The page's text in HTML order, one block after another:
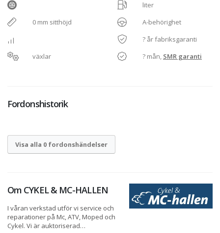
0 mm sitthöjd
växlar
liter
A-behörighet
? år fabriksgaranti
? mån, SMR garanti
Fordonshistorik
Visa alla 0 fordonshändelser
Om CYKEL & MC-HALLEN
I våran verkstad utför vi service och
reparationer på Mc, ATV, Moped och
Cykel. Vi är auktoriserad